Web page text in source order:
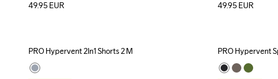
49.95 EUR 49.95 EUR
Outlet
PRO Hypervent 2In1 Shorts 2 M Outlet
PRO Hypervent